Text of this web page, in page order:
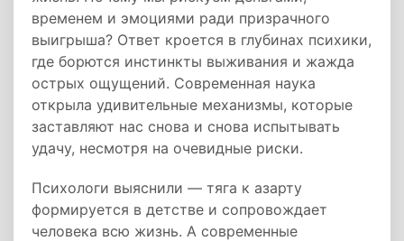
временем и эмоциями ради призрачного
выигрыша? Ответ кроется в глубинах психики,
где борются инстинкты выживания и жажда
острых ощущений. Современная наука
открыла удивительные механизмы, которые
заставляют нас снова и снова испытывать
удачу, несмотря на очевидные риски.
Психологи выяснили — тяга к азарту
формируется в детстве и сопровождает
человека всю жизнь. А современные